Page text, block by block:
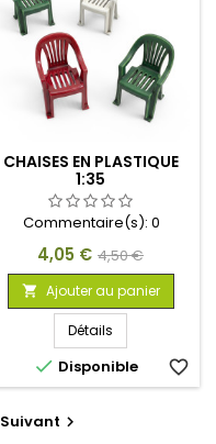
CHAISES EN PLASTIQUE
1:35
Commentaire(s): 0
Prix
4,05 € Prix
de
base
4,50 €
 Ajouter au panier
Détails
 Disponible favorite_border
Suivant 